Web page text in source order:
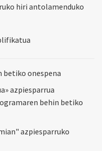
hiri antolamenduko
betiko onespena
azpiesparrua
behin betiko
azpiesparruko